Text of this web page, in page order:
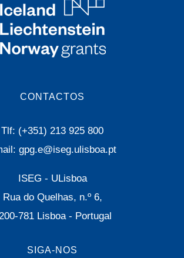
CONTACTOS
Tlf: (+351) 213 925 800
gpg.e@iseg.ulisboa.pt
ISEG - ULisboa
Rua do Quelhas, n.º 6,
781 Lisboa - Portugal
SIGA-NOS